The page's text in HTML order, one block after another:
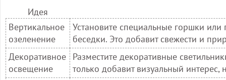
Идея
Вертикальное
озеленение
Установите специальные горшки
беседки. Это добавит свежести и
Декоративное
освещение
Разместите декоративные
только добавит визуальный